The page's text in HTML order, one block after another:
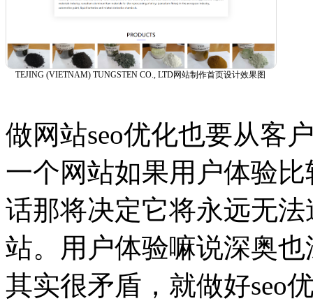
TEJING (VIETNAM) TUNGSTEN CO., LTD网站制作首页设计效果图
做网站seo优化也要从客
一个网站如果用户体验
话那将决定它将永远无
站。用户体验嘛说深奥
其实很矛盾，就做好seo